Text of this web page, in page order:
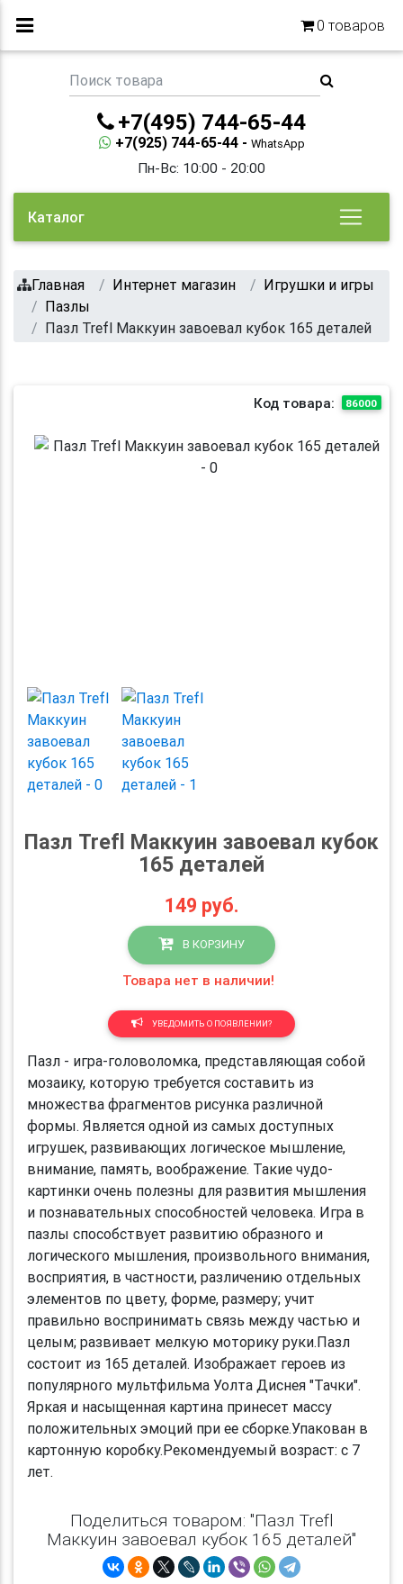
0 товаров
+7(495) 744-65-44
+7(925) 744-65-44 - WhatsApp
Пн-Вс: 10:00 - 20:00
Каталог
Главная Интернет магазин
Игрушки и игры
Пазлы
Пазл Trefl Маккуин завоевал кубок 165 деталей
Код товара: 86000
Пазл Trefl Маккуин завоевал кубок
165 деталей
149 руб.
В КОРЗИНУ
Товара нет в наличии!
УВЕДОМИТЬ О ПОЯВЛЕНИИ?
Пазл - игра-головоломка, представляющая собой
мозаику, которую требуется составить из
множества фрагментов рисунка различной
формы. Является одной из самых доступных
игрушек, развивающих логическое мышление,
внимание, память, воображение. Такие чудо-
картинки очень полезны для развития мышления
и познавательных способностей человека. Игра в
пазлы способствует развитию образного и
логического мышления, произвольного внимания,
восприятия, в частности, различению отдельных
элементов по цвету, форме, размеру; учит
правильно воспринимать связь между частью и
целым; развивает мелкую моторику руки.Пазл
состоит из 165 деталей. Изображает героев из
популярного мультфильма Уолта Диснея "Тачки".
Яркая и насыщенная картина принесет массу
положительных эмоций при ее сборке.Упакован в
картонную коробку.Рекомендуемый возраст: с 7
лет.
Поделиться товаром: "Пазл Trefl
Маккуин завоевал кубок 165 деталей"